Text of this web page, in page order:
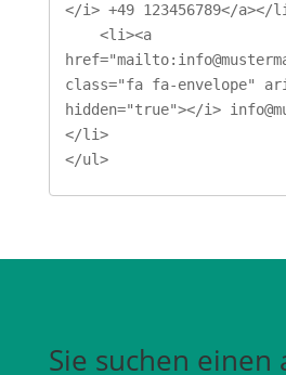
</i> +49 123456789</a></
class="fa fa-envelope"
hidden="true"></i>
</li>
</ul>
Sie suchen einen